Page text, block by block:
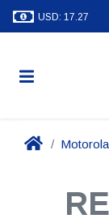
USD: 17.27
Motorola